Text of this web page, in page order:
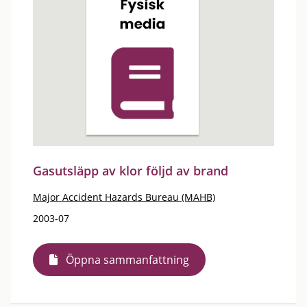
Gasutsläpp av klor följd av brand
Major Accident Hazards Bureau (MAHB)
2003-07
Öppna sammanfattning